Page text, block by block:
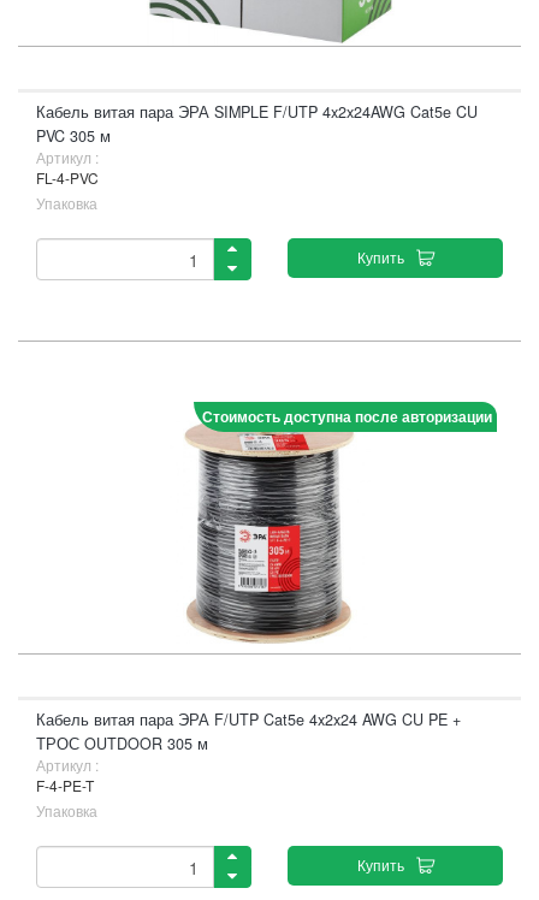
Кабель витая пара ЭРА SIMPLE F/UTP 4x2x24AWG Cat5e CU
PVC 305 м
Артикул :
FL-4-PVC
Упаковка
Купить
Стоимость доступна после авторизации
Кабель витая пара ЭРА F/UTP Cat5e 4x2x24 AWG CU PE +
ТРОС OUTDOOR 305 м
Артикул :
F-4-PE-T
Упаковка
Купить